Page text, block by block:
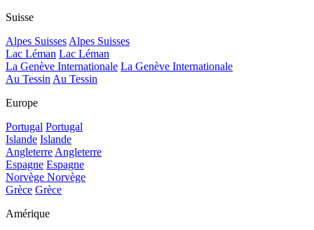
Suisse
Alpes Suisses Alpes Suisses
Lac Léman Lac Léman
La Genève Internationale La Genève Internationale
Au Tessin Au Tessin
Europe
Portugal Portugal
Islande Islande
Angleterre Angleterre
Espagne Espagne
Norvège Norvège
Grèce Grèce
Amérique